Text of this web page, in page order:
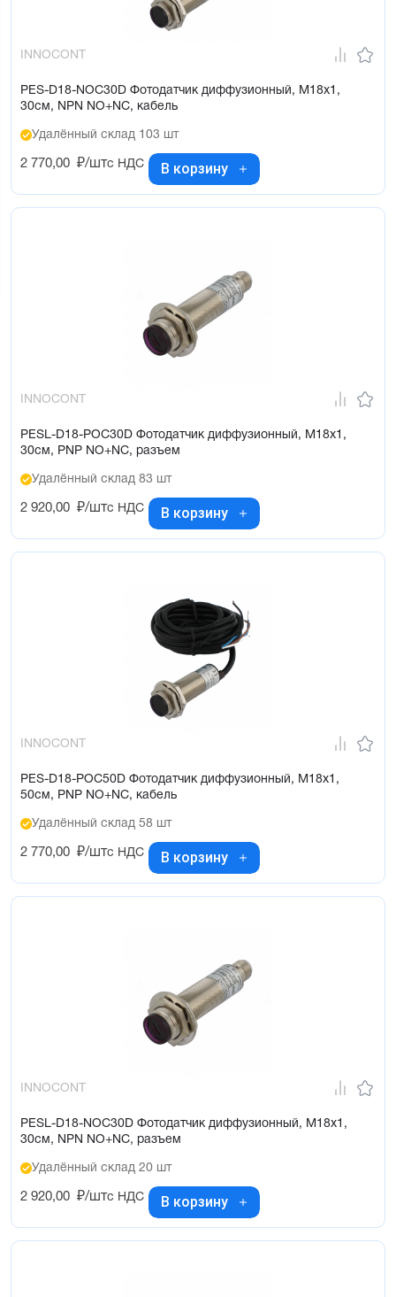
INNOCONT
PES-D18-NOC30D Фотодатчик диффузионный, М18х1,
30см, NPN NO+NC, кабель
Удалённый склад 103 шт
2 770,00 ₽/штс НДС В корзину
INNOCONT
PESL-D18-POC30D Фотодатчик диффузионный, М18х1,
30см, PNP NO+NC, разъем
Удалённый склад 83 шт
2 920,00 ₽/штс НДС В корзину
INNOCONT
PES-D18-POC50D Фотодатчик диффузионный, М18х1,
50см, PNP NO+NC, кабель
Удалённый склад 58 шт
2 770,00 ₽/штс НДС В корзину
INNOCONT
PESL-D18-NOC30D Фотодатчик диффузионный, М18х1,
30см, NPN NO+NC, разъем
Удалённый склад 20 шт
2 920,00 ₽/штс НДС В корзину